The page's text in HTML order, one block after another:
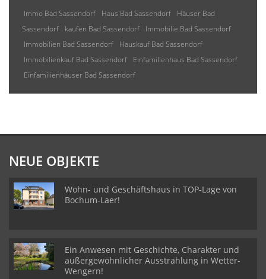
Immo Bad Sassendorf Haus Bad Sassendorf
Häuser Bad
Sassendorf
kaufen Bad Sassendorf
Immobilie Bad Sassendorf
Immobilien Bad Sassendorf
Hauskauf Bad Sassendorf
Immobilienkauf Bad Sassendorf
Einfamilienhaus Bad Sassendorf
Einfamilienhäuser Bad Sassendorf
NEUE OBJEKTE
Wohn- und Geschäftshaus in TOP-Lage von
Bochum-Laer!
Ein Anwesen mit Geschichte, Charakter und
außergewöhnlicher Ausstrahlung in Wetter-
Wengern!